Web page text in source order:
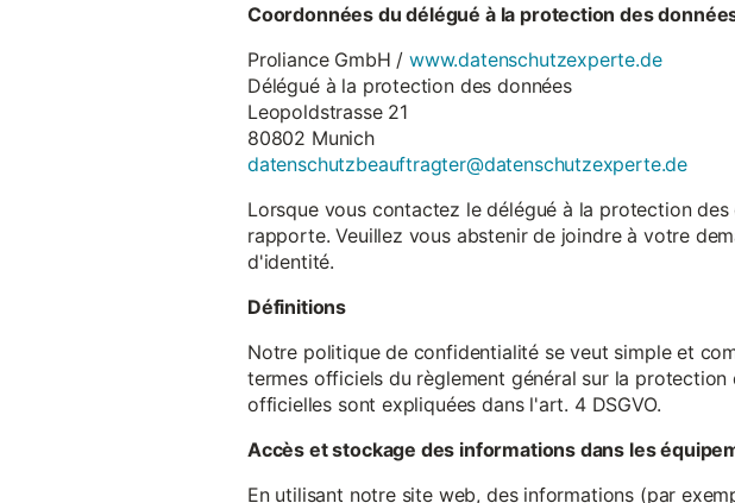
Coordonnées du délégué à la protection des
Proliance GmbH /www.datenschutzexperte.de
Délégué à la protection des données
Leopoldstrasse 21
80802 Munich
datenschutzbeauftragter@datenschutzexperte.de
Lorsque vous contactez le délégué à la protection
rapporte. Veuillez vous abstenir de joindre à votre
d'identité.
Définitions
Notre politique de confidentialité se veut simple et
termes officiels du règlement général sur la
officielles sont expliquées dans l'art. 4 DSGVO.
Accès et stockage des informations dans les
En utilisant notre site web, des informations (par